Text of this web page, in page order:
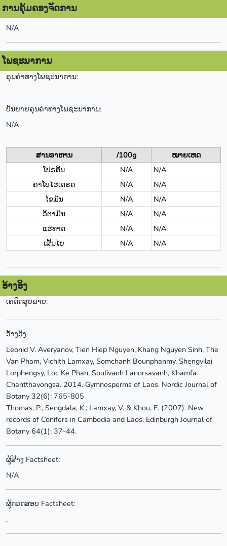
ການຄຸ້ມຄອງຈັດການ
N/A
ໂພຊະນາການ
ຄຸນຄ່າທາງໂພຊະນາການ:
ບັນຍາຍຄຸນຄ່າທາງໂພຊະນາການ:
N/A
ສານອາຫານ /100g
ໝາຍເຫດ
ໂປຣຕີນ
N/A
N/A
ຄາໂບໄຮເດຣດ
N/A
N/A
ໄຂມັນ
N/A
N/A
ວິຕາມິນ
N/A
N/A
ແຮ່ທາດ
N/A
N/A
ເສັ້ນໄຍ
N/A N/A
ອ້າງອິງ
ເຄດິດຮູບພາບ:
ອ້າງອິງ:
Leonid V. Averyanov, Tien Hiep Nguyen, Khang Nguyen Sinh, The
Van Pham, Vichith Lamxay, Somchanh Bounphanmy, Shengvilai
Lorphengsy, Loc Ke Phan, Soulivanh Lanorsavanh, Khamfa
Chantthavongsa. 2014. Gymnosperms of Laos. Nordic Journal of
Botany 32(6): 765-805
Thomas, P., Sengdala, K., Lamxay, V. & Khou, E. (2007). New
records of Conifers in Cambodia and Laos. Edinburgh Journal of
Botany 64(1): 37-44.
ຜູ້ສ້າງ Factsheet:
N/A
ຜູ້ກວດສອບ Factsheet:
,